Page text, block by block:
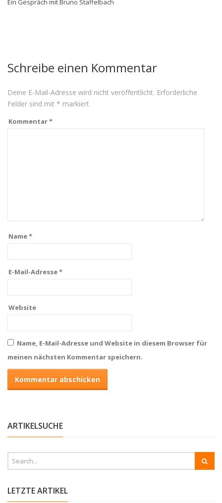
Schreibe einen Kommentar
Deine E-Mail-Adresse wird nicht veröffentlicht. Erforderliche
Felder sind mit * markiert
Kommentar*
Name*
E-Mail-Adresse*
Website
Name, E-Mail-Adresse und Website in diesem Browser für
meinen nächsten Kommentar speichern.
ARTIKELSUCHE
LETZTE ARTIKEL